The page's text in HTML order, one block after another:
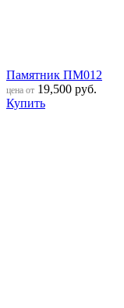
Памятник ПМ012
цена от 19,500 руб.
Купить